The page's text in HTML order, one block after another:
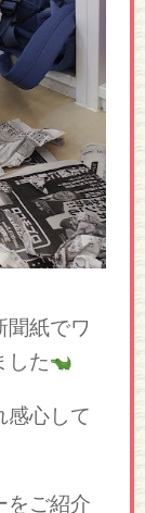
聞紙でワ
した
感心して
をご紹介